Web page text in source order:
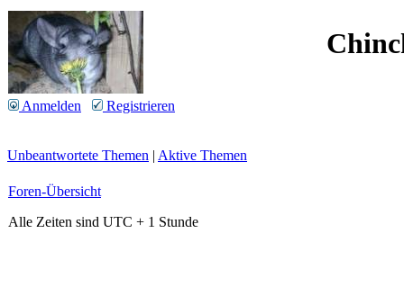
Anmelden
Registrieren
Unbeantwortete Themen | Aktive Themen
Foren-Übersicht
Alle Zeiten sind UTC + 1 Stunde